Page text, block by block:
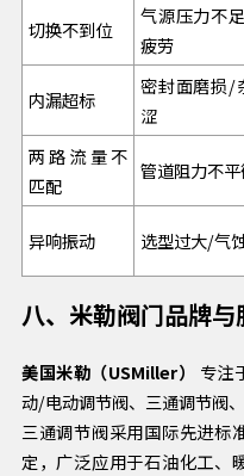
切换不到位
气源压力不
疲劳
内漏超标
密封面磨损/
涩
两路流量不
匹配
管道阻力不
异响振动 选型过大/气
八、米勒阀门品牌与
美国米勒（USMiller）
专注
动/电动调节阀、三通调节阀
三通调节阀采用国际先进标
定，广泛应用于石油化工、